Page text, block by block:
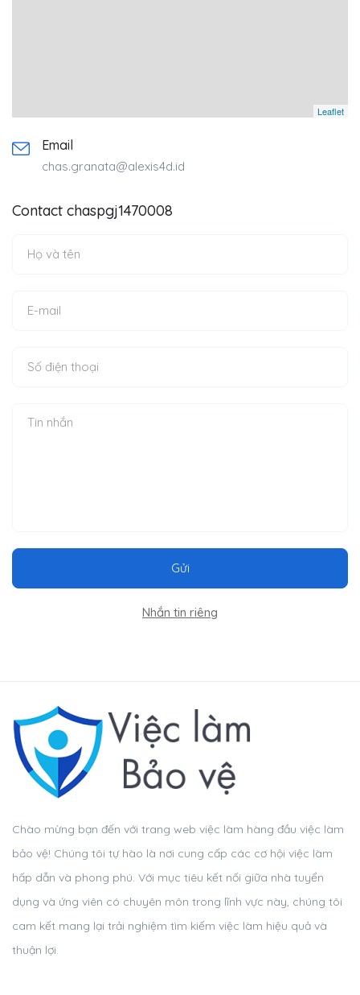
Leaflet
Email
chas.granata@alexis4d.id
Contact chaspgj1470008
Gửi
Nhắn tin riêng
Chào mừng bạn đến với trang web việc làm hàng đầu việc làm
bảo vệ! Chúng tôi tự hào là nơi cung cấp các cơ hội việc làm
hấp dẫn và phong phú. Với mục tiêu kết nối giữa nhà tuyển
dụng và ứng viên có chuyên môn trong lĩnh vực này, chúng tôi
cam kết mang lại trải nghiệm tìm kiếm việc làm hiệu quả và
thuận lợi.